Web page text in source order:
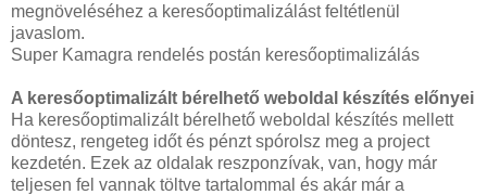
megnöveléséhez a keresőoptimalizálást feltétlenül
javaslom.
Super Kamagra rendelés postán keresőoptimalizálás
A keresőoptimalizált bérelhető weboldal készítés előnyei
Ha keresőoptimalizált bérelhető weboldal készítés mellett
döntesz, rengeteg időt és pénzt spórolsz meg a project
kezdetén. Ezek az oldalak reszponzívak, van, hogy már
teljesen fel vannak töltve tartalommal és akár már a